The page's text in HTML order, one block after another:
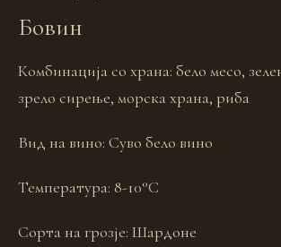
Бовин
Комбинација со храна: бело месо,
зрело сирење, морска храна, риба
Вид на вино: Суво бело вино
Температура: 8-10°C
Сорта на грозје: Шардоне